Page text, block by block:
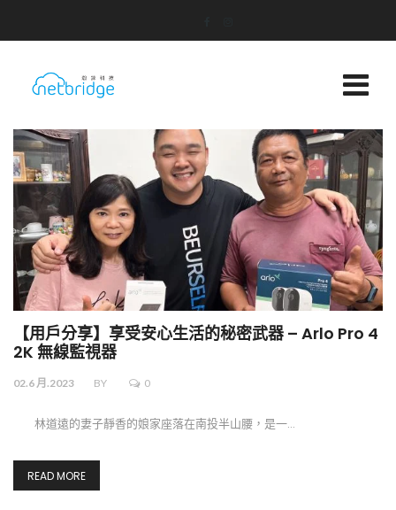
【用戶分享】享受安心生活的秘密武器 – Arlo Pro 4
2K 無線監視器
02.6 月.2023 BY 0
林道遠的妻子靜香的娘家座落在南投半山腰，是一…
READ MORE